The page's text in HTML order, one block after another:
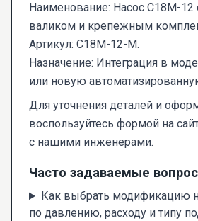
Наименование: Насос С18М-
валиком и крепежным
Артикул: С18М-12-М.
Назначение: Интеграция в
или новую
Для уточнения деталей и
воспользуйтесь формой на
с нашими инженерами.
Часто задаваемые
Как выбрать модификацию
по давлению, расходу и типу